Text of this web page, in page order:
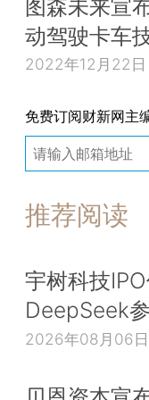
图森未来宣
动驾驶卡车
2022年12月22日
免费订阅财新网主
推荐阅读
宇树科技
DeepSeek
2026年08月06日